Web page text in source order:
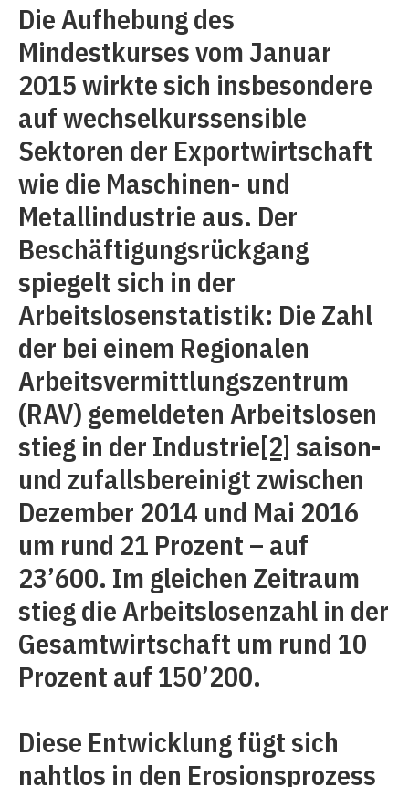
Die Aufhebung des
Mindestkurses vom Januar
2015 wirkte sich insbesondere
auf wechselkurssensible
Sektoren der Exportwirtschaft
wie die Maschinen- und
Metallindustrie aus. Der
Beschäftigungsrückgang
spiegelt sich in der
Arbeitslosenstatistik: Die Zahl
der bei einem Regionalen
Arbeitsvermittlungszentrum
(RAV) gemeldeten Arbeitslosen
stieg in der Industrie[2] saison-
und zufallsbereinigt zwischen
Dezember 2014 und Mai 2016
um rund 21 Prozent – auf
23’600. Im gleichen Zeitraum
stieg die Arbeitslosenzahl in der
Gesamtwirtschaft um rund 10
Prozent auf 150’200.
Diese Entwicklung fügt sich
nahtlos in den Erosionsprozess